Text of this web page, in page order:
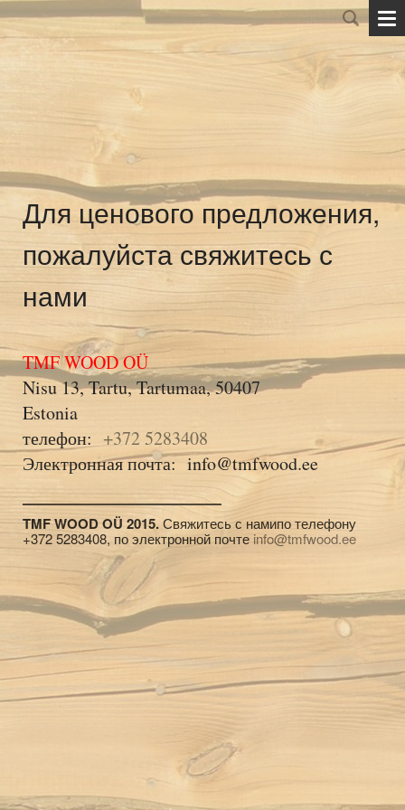
Для ценового предложения,
пожалуйста свяжитесь с
нами
TMF WOOD OÜ
Nisu 13, Tartu, Tartumaa, 50407
Estonia
телефон: +372 5283408
Электронная почта: info@tmfwood.ee
TMF WOOD OÜ 2015.Свяжитесь с намипо телефону
+372 5283408, по электронной почте info@tmfwood.ee